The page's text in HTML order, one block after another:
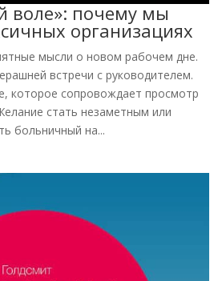
воле»: почему мы
организациях
мысли о новом рабочем дне.
встречи с руководителем.
которое сопровождает просмотр
стать незаметным или
больничный на...